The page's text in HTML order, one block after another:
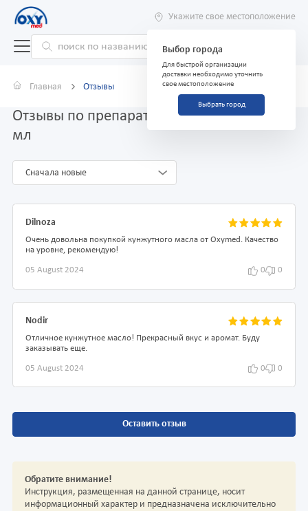
Укажите свое местоположение
Выбор города
Для быстрой организации
доставки необходимо уточнить
свое местоположение
Выбрать город
Главная Отзывы
Отзывы по препарату Кунжутное масло 25
мл
Сначала новые
Dilnoza
Очень довольна покупкой кунжутного масла от Oxymed. Качество
на уровне, рекомендую!
05 August 2024 0 0
Nodir
Отличное кунжутное масло! Прекрасный вкус и аромат. Буду
заказывать еще.
05 August 2024 0 0
Оставить отзыв
Обратите внимание!
Инструкция, размещенная на данной странице, носит
информационный характер и предназначена исключительно